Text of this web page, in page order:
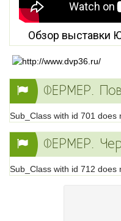
Обзор выставки
ФЕРМЕР.
Sub_Class with id 701 does
ФЕРМЕР.
Sub_Class with id 712 does